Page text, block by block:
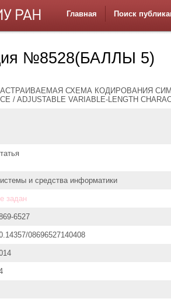
Главная Поиск
№8528(БАЛЛЫ 5)
СХЕМА КОДИРОВАНИЯ
/ ADJUSTABLE VARIABLE-LENGTH
и средства информатики
задан
6527
08696527140408